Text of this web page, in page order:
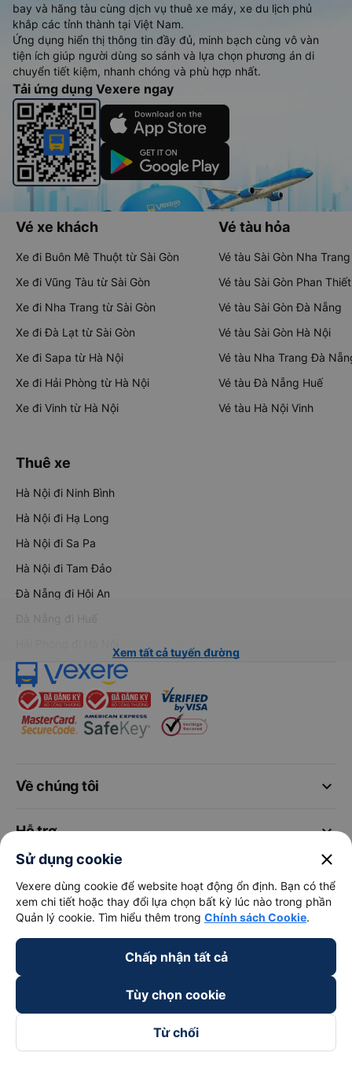
bay và hãng tàu cùng dịch vụ thuê xe máy, xe du lịch phủ
khắp các tỉnh thành tại Việt Nam.
Ứng dụng hiển thị thông tin đầy đủ, minh bạch cùng vô vàn
tiện ích giúp người dùng so sánh và lựa chọn phương án di
chuyển tiết kiệm, nhanh chóng và phù hợp nhất.
Tải ứng dụng Vexere ngay
Vé xe khách
Xe đi Buôn Mê Thuột từ Sài Gòn
Xe đi Vũng Tàu từ Sài Gòn
Xe đi Nha Trang từ Sài Gòn
Xe đi Đà Lạt từ Sài Gòn
Xe đi Sapa từ Hà Nội
Xe đi Hải Phòng từ Hà Nội
Xe đi Vinh từ Hà Nội
Vé tàu hỏa
Vé tàu Sài Gòn Nha Trang
Vé tàu Sài Gòn Phan Thiết
Vé tàu Sài Gòn Đà Nẵng
Vé tàu Sài Gòn Hà Nội
Vé tàu Nha Trang Đà
Vé tàu Đà Nẵng Huế
Vé tàu Hà Nội Vinh
Thuê xe
Hà Nội đi Ninh Bình
Hà Nội đi Hạ Long
Hà Nội đi Sa Pa
Hà Nội đi Tam Đảo
Đà Nẵng đi Hội An
Đà Nẵng đi Huế
Xem tất cả tuyến đường
keyboard_arrow_down
Về chúng tôi
keyboard_arrow_down
Hỗ trợ
Đối tác thanh toán
Sử dụng cookie close
Vexere dùng cookie để website hoạt động ổn định. Bạn có thể
xem chi tiết hoặc thay đổi lựa chọn bất kỳ lúc nào trong phần
Quản lý cookie. Tìm hiểu thêm trong Chính sách Cookie.
Chấp nhận tất cả
Tùy chọn cookie
Từ chối